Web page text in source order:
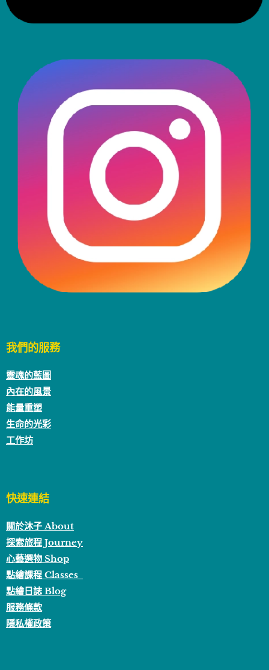
我們的服務
靈魂的藍圖
內在的風景
能量重塑
生命的光彩
工作坊
快速連結
關於沐子 About
探索旅程 Journey
心藝選物 Shop
點繪課程 Classes
點繪日誌 Blog
服務條款
隱私權政策